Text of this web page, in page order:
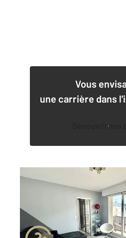
Vous
une carrière dans
Découvrir nos
DEAUVILLE 14
, 2 pièces
Appartement F2 à